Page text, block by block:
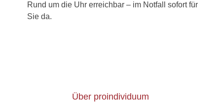
Rund um die Uhr erreichbar – im Notfall sofort für
Sie da.
Über proindividuum